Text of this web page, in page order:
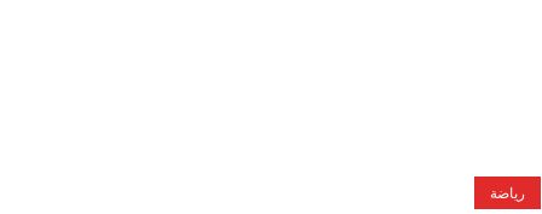
رياضة